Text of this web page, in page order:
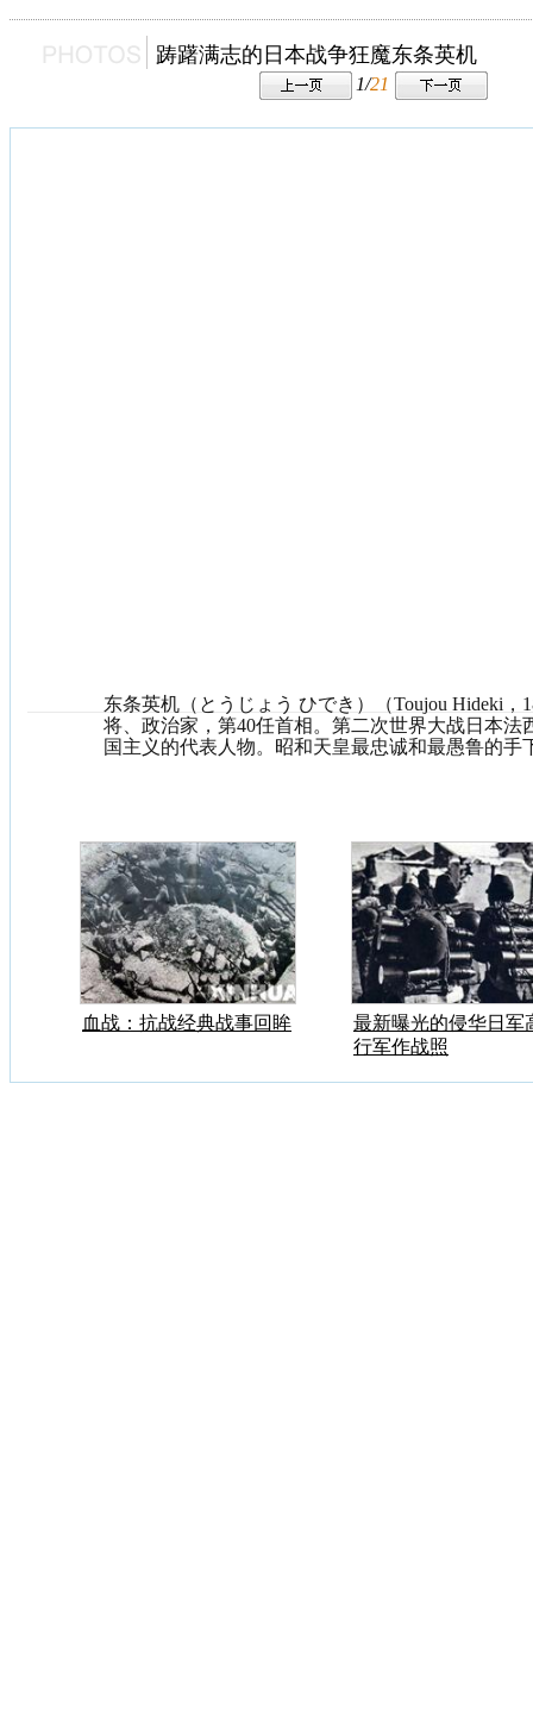
踌躇满志的日本战争狂魔东条英机
1/21
东条英机（とうじょう ひでき）（Toujou Hideki，
将、政治家，第40任首相。第二次世界大战日本法
国主义的代表人物。昭和天皇最忠诚和最愚鲁的手
血战：抗战经典战事回眸
最新曝光的侵华日军
行军作战照